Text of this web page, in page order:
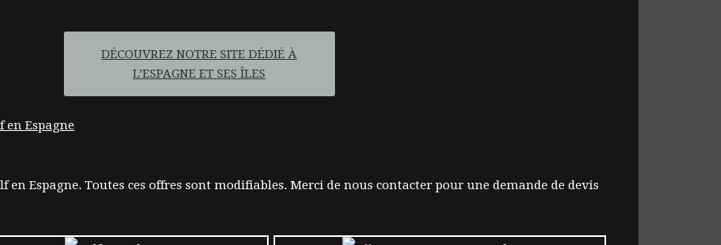
DÉCOUVREZ NOTRE SITE DÉDIÉ À
L’ESPAGNE ET SES ÎLES
en Espagne. Toutes ces offres sont modifiables. Merci de nous contacter pour une demande de devis